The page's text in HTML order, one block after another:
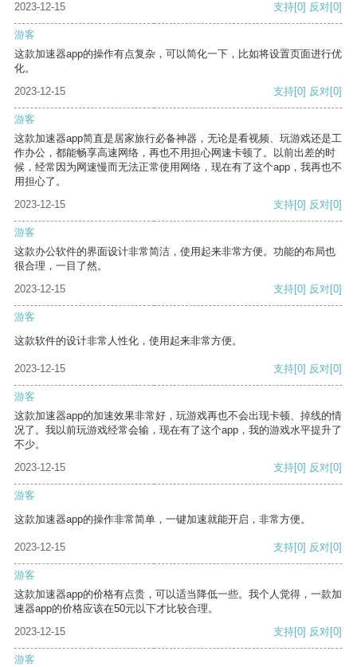
2023-12-15 支持[0] 反对[0]
游客
这款加速器app的操作有点复杂，可以简化一下，比如将设置页面进行优
化。
2023-12-15
支持[0] 反对[0]
游客
这款加速器app简直是居家旅行必备神器，无论是看视频、玩游戏还是工
作办公，都能畅享高速网络，再也不用担心网速卡顿了。以前出差的时
候，经常因为网速慢而无法正常使用网络，现在有了这个app，我再也不
用担心了。
2023-12-15
支持[0] 反对[0]
游客
这款办公软件的界面设计非常简洁，使用起来非常方便。功能的布局也
很合理，一目了然。
2023-12-15
支持[0] 反对[0]
游客
这款软件的设计非常人性化，使用起来非常方便。
2023-12-15 支持[0] 反对[0]
游客
这款加速器app的加速效果非常好，玩游戏再也不会出现卡顿、掉线的情
况了。我以前玩游戏经常会输，现在有了这个app，我的游戏水平提升了
不少。
2023-12-15
支持[0] 反对[0]
游客
这款加速器app的操作非常简单，一键加速就能开启，非常方便。
2023-12-15 支持[0] 反对[0]
游客
这款加速器app的价格有点贵，可以适当降低一些。我个人觉得，一款加
速器app的价格应该在50元以下才比较合理。
2023-12-15
支持[0] 反对[0]
游客